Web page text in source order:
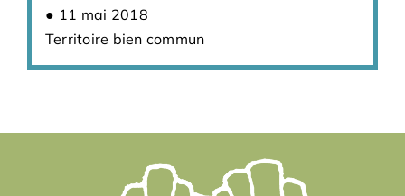
11 mai 2018
Territoire bien commun